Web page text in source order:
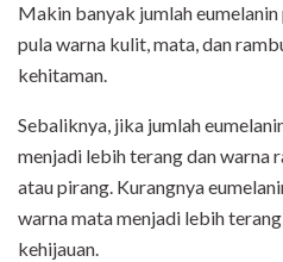
Makin banyak jumlah
pula warna kulit, mata, dan
kehitaman.
Sebaliknya, jika jumlah
menjadi lebih terang dan warna
atau pirang. Kurangnya
warna mata menjadi lebih
kehijauan.